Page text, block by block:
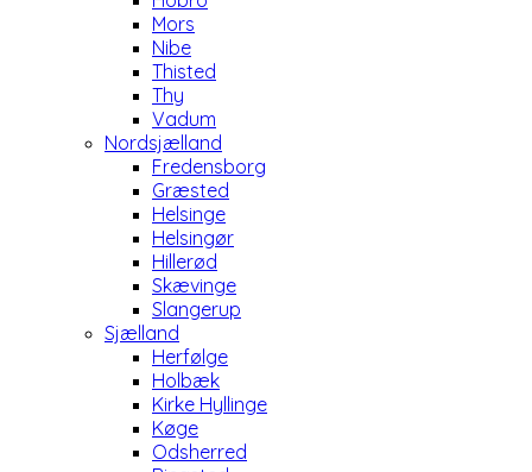
Mors
Nibe
Thisted
Thy
Vadum
Nordsjælland
Fredensborg
Græsted
Helsinge
Helsingør
Hillerød
Skævinge
Slangerup
Sjælland
Herfølge
Holbæk
Kirke Hyllinge
Køge
Odsherred